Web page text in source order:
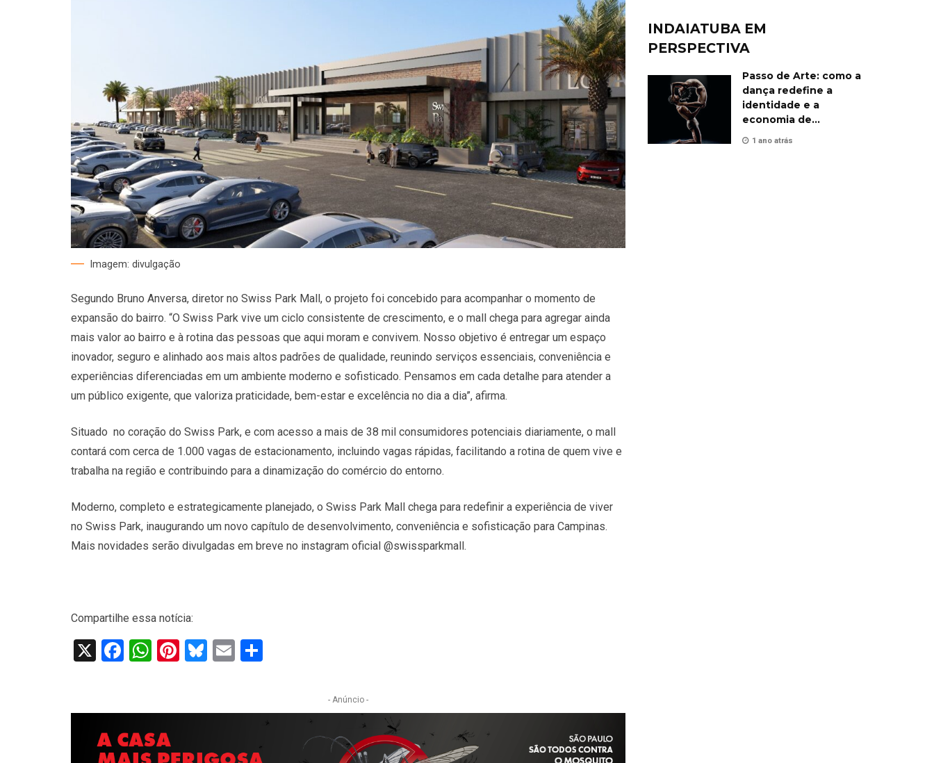
Imagem: divulgação
Segundo Bruno Anversa, diretor no Swiss Park Mall, o projeto foi concebido para acompanhar o momento de
expansão do bairro. “O Swiss Park vive um ciclo consistente de crescimento, e o mall chega para agregar ainda
mais valor ao bairro e à rotina das pessoas que aqui moram e convivem. Nosso objetivo é entregar um espaço
inovador, seguro e alinhado aos mais altos padrões de qualidade, reunindo serviços essenciais, conveniência e
experiências diferenciadas em um ambiente moderno e sofisticado. Pensamos em cada detalhe para atender a
um público exigente, que valoriza praticidade, bem-estar e excelência no dia a dia”, afirma.
Situado no coração do Swiss Park, e com acesso a mais de 38 mil consumidores potenciais diariamente, o mall
contará com cerca de 1.000 vagas de estacionamento, incluindo vagas rápidas, facilitando a rotina de quem vive e
trabalha na região e contribuindo para a dinamização do comércio do entorno.
Moderno, completo e estrategicamente planejado, o Swiss Park Mall chega para redefinir a experiência de viver
no Swiss Park, inaugurando um novo capítulo de desenvolvimento, conveniência e sofisticação para Campinas.
Mais novidades serão divulgadas em breve no instagram oficial @swissparkmall.
Compartilhe essa notícia:
X Facebook
WhatsApp
Pinterest
Bluesky
Email
- Anúncio -
INDAIATUBA EM
PERSPECTIVA
Passo de Arte: como a
dança redefine a
identidade e a
economia de
Indaiatuba
1 ano atrás